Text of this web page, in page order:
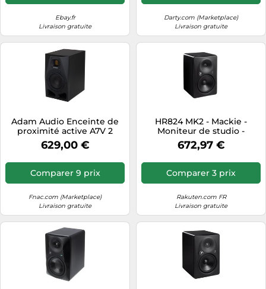
Ebay.fr
Livraison gratuite
Darty.com (Marketplace)
Livraison gratuite
Adam Audio Enceinte de
proximité active A7V 2
voies Noir
629,00 €
Comparer 9 prix
Fnac.com (Marketplace)
Livraison gratuite
HR824 MK2 - Mackie -
Moniteur de studio -
Certification THX - Bi-
amplification 150W/100W -
672,97 €
Comparer 3 prix
Rakuten.com FR
Livraison gratuite